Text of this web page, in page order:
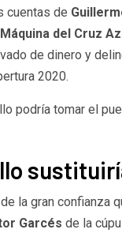
cuentas de
Máquina del Cruz
de dinero y
2020.
la gran confianza
Garcés de la